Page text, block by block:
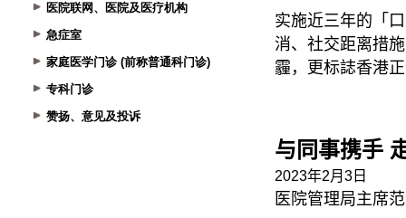
医院联网、医院及医疗机构
急症室
家庭医学门诊 (前称普通科门诊)
专科门诊
赞扬、意见及投诉